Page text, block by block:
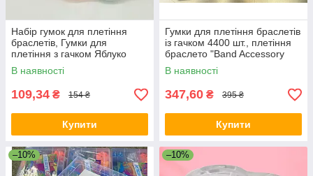
Набір гумок для плетіння
браслетів, Гумки для
плетіння з гачком Яблуко
маленьке
В наявності
109,34 ₴ 154 ₴
Купити
Гумки для плетіння браслетів
із гачком 4400 шт., плетіння
браслето "Band Accessory
Case" в боксі
В наявності
347,60 ₴ 395 ₴
Купити
–10% –10%